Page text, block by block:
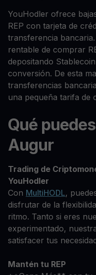
YouHodler ofrece
REP con tarjeta de
transferencia
rentable de comprar
depositando
conversión. De esta
transferencias
una pequeña tarifa de
Qué
Augur
Trading de
YouHodler
Con MultiHODL,
disfrutar de la
ritmo. Tanto si eres
experimentado,
satisfacer tus
Mantén tu REP